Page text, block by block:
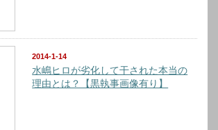
2014-1-14
水嶋ヒロが劣化して干された本当の
理由とは？【黒執事画像有り】